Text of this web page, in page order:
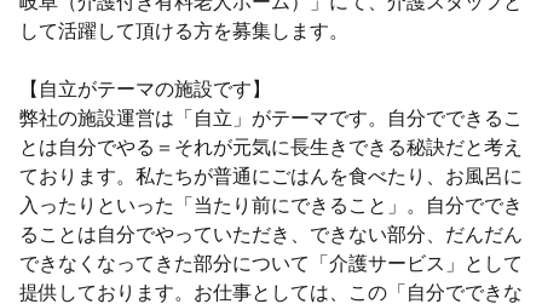
して活躍して頂ける方を募集します。
【自立がテーマの施設です】
弊社の施設運営は「自立」がテーマです。自分でできるこ
とは自分でやる＝それが元気に長生きできる秘訣だと考え
ております。私たちが普通にごはんを食べたり、お風呂に
入ったりといった「当たり前にできること」。自分ででき
ることは自分でやっていただき、できない部分、だんだん
できなくなってきた部分について「介護サービス」として
提供しております。お仕事としては、この「自分でできな